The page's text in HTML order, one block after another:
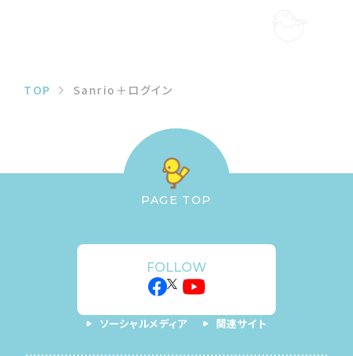
TOP Sanrio＋ログイン
PAGE TOP
FOLLOW
ソーシャルメディア 関連サイト